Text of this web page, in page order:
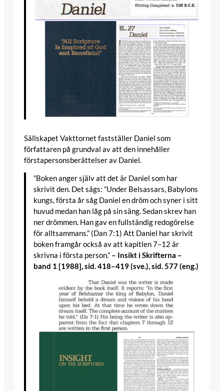
Sällskapet Vakttornet fastställer Daniel som
författaren på grundval av att den innehåller
förstapersonsberättelser av Daniel.
”Boken anger själv att det är Daniel som har
skrivit den. Det sägs: ”Under Belsassars, Babylons
kungs, första år såg Daniel en dröm och syner i sitt
huvud medan han låg på sin säng. Sedan skrev han
ner drömmen. Han gav en fullständig redogörelse
för alltsammans.” (Dan 7:1) Att Daniel har skrivit
boken framgår också av att kapitlen 7–12 är
skrivna i första person.” – Insikt i Skrifterna –
band 1 [1988], sid. 418–419 (sve.), sid. 577 (eng.)